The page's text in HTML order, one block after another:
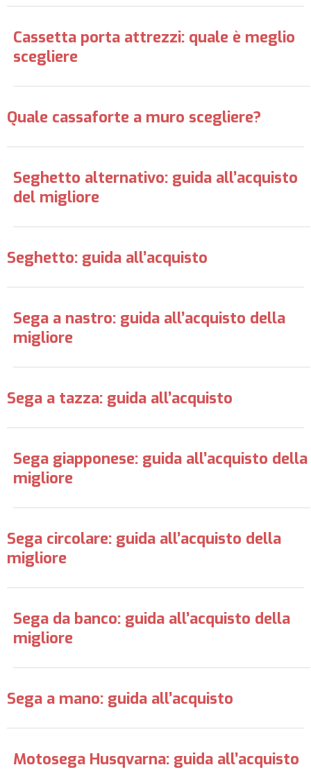
Cassetta porta attrezzi: quale è meglio
scegliere
Quale cassaforte a muro scegliere?
Seghetto alternativo: guida all’acquisto
del migliore
Seghetto: guida all’acquisto
Sega a nastro: guida all’acquisto della
migliore
Sega a tazza: guida all’acquisto
Sega giapponese: guida all’acquisto della
migliore
Sega circolare: guida all’acquisto della
migliore
Sega da banco: guida all’acquisto della
migliore
Sega a mano: guida all’acquisto
Motosega Husqvarna: guida all’acquisto